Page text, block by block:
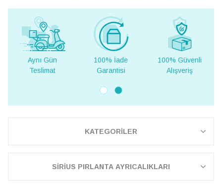
100% İade
Garantisi
100% Güvenli
Alışveriş
Yurt Dışına
Teslimat
KATEGORİLER
SİRİUS PIRLANTA AYRICALIKLARI